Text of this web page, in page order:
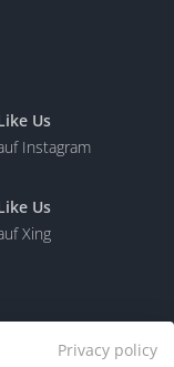
Us
Instagram
Us
Xing
Privacy policy